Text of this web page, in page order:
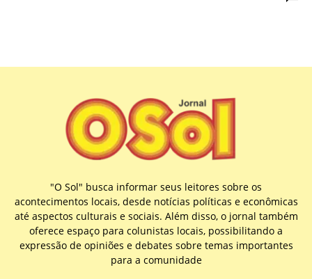
"O Sol" busca informar seus leitores sobre os
acontecimentos locais, desde notícias políticas e econômicas
até aspectos culturais e sociais. Além disso, o jornal também
oferece espaço para colunistas locais, possibilitando a
expressão de opiniões e debates sobre temas importantes
para a comunidade